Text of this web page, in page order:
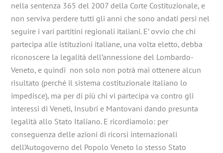
nella sentenza 365 del 2007 della Corte Costituzionale, e
non serviva perdere tutti gli anni che sono andati persi nel
seguire i vari partitini regionali italiani. E’ ovvio che chi
partecipa alle istituzioni italiane, una volta eletto, debba
riconoscere la legalità dell’annessione del Lombardo-
Veneto, e quindi non solo non potrà mai ottenere alcun
risultato (perché il sistema costituzionale italiano lo
impedisce), ma per di più chi vi partecipa va contro gli
interessi di Veneti, Insubri e Mantovani dando presunta
legalità allo Stato Italiano. E ricordiamolo: per
conseguenza delle azioni di ricorsi internazionali
dell’Autogoverno del Popolo Veneto lo stesso Stato